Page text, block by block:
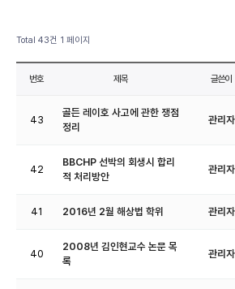
Total 43건 1 페이지
번호 제목 글쓴이
43
골든 레이호 사고에 관한 쟁점
정리
관리자
42
BBCHP 선박의 회생시 합리
적 처리방안
관리자
41 2016년 2월 해상법 학위 관리자
40
2008년 김인현교수 논문 목
록
관리자